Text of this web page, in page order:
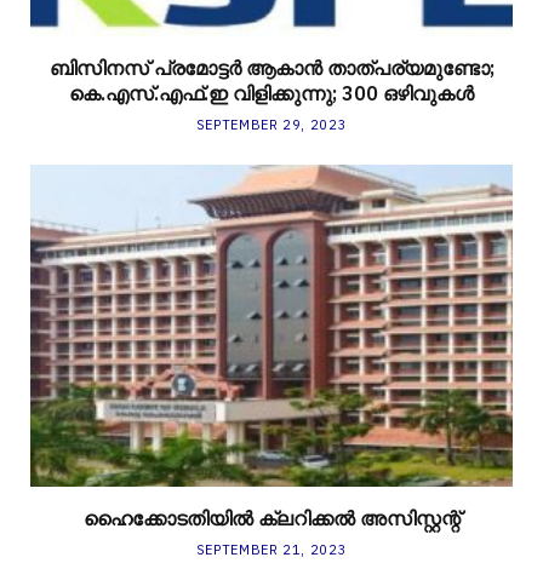
ബിസിനസ് പ്രമോട്ടർ ആകാന്‍ താത്പര്യമുണ്ടോ;
കെ.എസ്.എഫ്.ഇ വിളിക്കുന്നു; 300 ഒഴിവുകള്‍
SEPTEMBER 29, 2023
ഹൈക്കോടതിയിൽ ക്ലറിക്കൽ അസിസ്റ്റന്റ്
SEPTEMBER 21, 2023